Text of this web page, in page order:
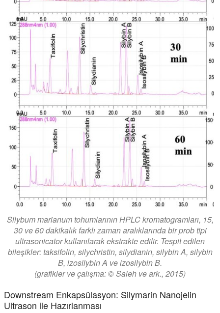
Silybum marianum tohumlarının HPLC kromatogramları, 15,
30 ve 60 dakikalık farklı zaman aralıklarında bir prob tipi
ultrasonicator kullanılarak ekstrakte edilir. Tespit edilen
bileşikler: taksifolin, silychristin, silydianin, silybin A, silybin
B, izosilybin A ve izosilybin B.
(grafikler ve çalışma: © Saleh ve ark., 2015)
Downstream Enkapsülasyon: Silymarin Nanojelin
Ultrason ile Hazırlanması